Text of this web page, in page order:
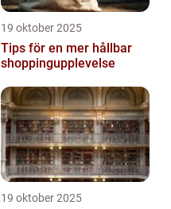
19 oktober 2025
Tips för en mer hållbar
shoppingupplevelse
19 oktober 2025